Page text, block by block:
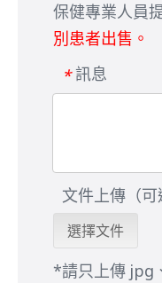
保健專業人員
別患者出售。
* 訊息
文件上傳（可
選擇文件
*請只上傳